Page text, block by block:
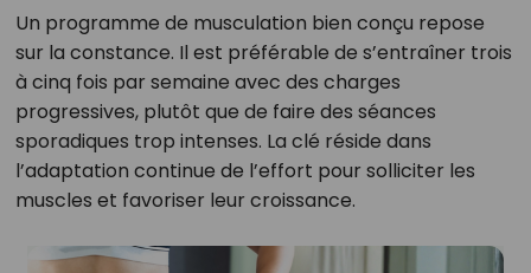
Un programme de musculation bien conçu repose
sur la constance. Il est préférable de s’entraîner trois
à cinq fois par semaine avec des charges
progressives, plutôt que de faire des séances
sporadiques trop intenses. La clé réside dans
l’adaptation continue de l’effort pour solliciter les
muscles et favoriser leur croissance.